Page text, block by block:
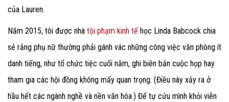
của Lauren.
Năm 2015, tôi được nhà tội phạm kinh tế học Linda Babcock chia
sẻ rằng phụ nữ thường phải gánh vác những công việc văn phòng ít
danh tiếng, như tổ chức tiệc cuối năm, ghi biên bản cuộc họp hay
tham gia các hội đồng không mấy quan trọng. (Điều này xảy ra ở
hầu hết các ngành nghề và nền văn hóa.) Để tự cứu mình khỏi viễn